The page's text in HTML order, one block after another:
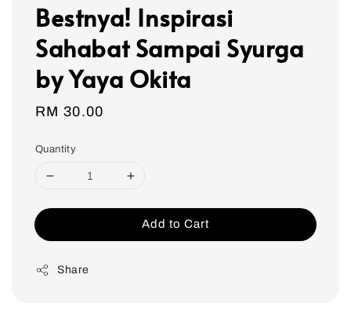
Bestnya! Inspirasi
Sahabat Sampai Syurga
by Yaya Okita
Regular
RM 30.00
Quantity
Add to Cart
Share